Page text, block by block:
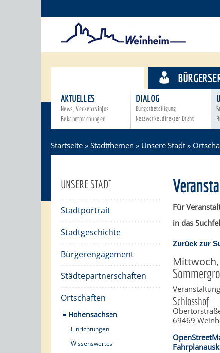
AKTUELLES
News, Verkehrsinfos
Bekanntmachungen
DIALOG
Bürgerbeteiligung
Netzwerke, direkter Draht
Startseite » Stadtthemen » Unsere Stadt »
UNSERE STADT
Stadtportrait
Stadtgeschichte
Bürgerengagement
Städtepartnerschaften
Ortschaften
Hohensachsen
Einrichtungen
Wissenswertes
Für
in das
Zurück zur
Mittwoch,
Schlosshof
69469